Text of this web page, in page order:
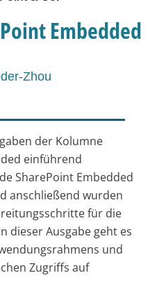
Embedded
Zhou
der Kolumne
einführend
SharePoint Embedded
anschließend wurden
für die
dieser Ausgabe geht es
und
Zugriffs auf